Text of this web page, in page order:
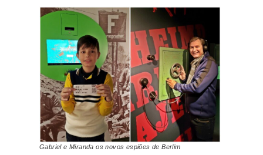
Gabriel e Miranda os novos espiões de Berlim